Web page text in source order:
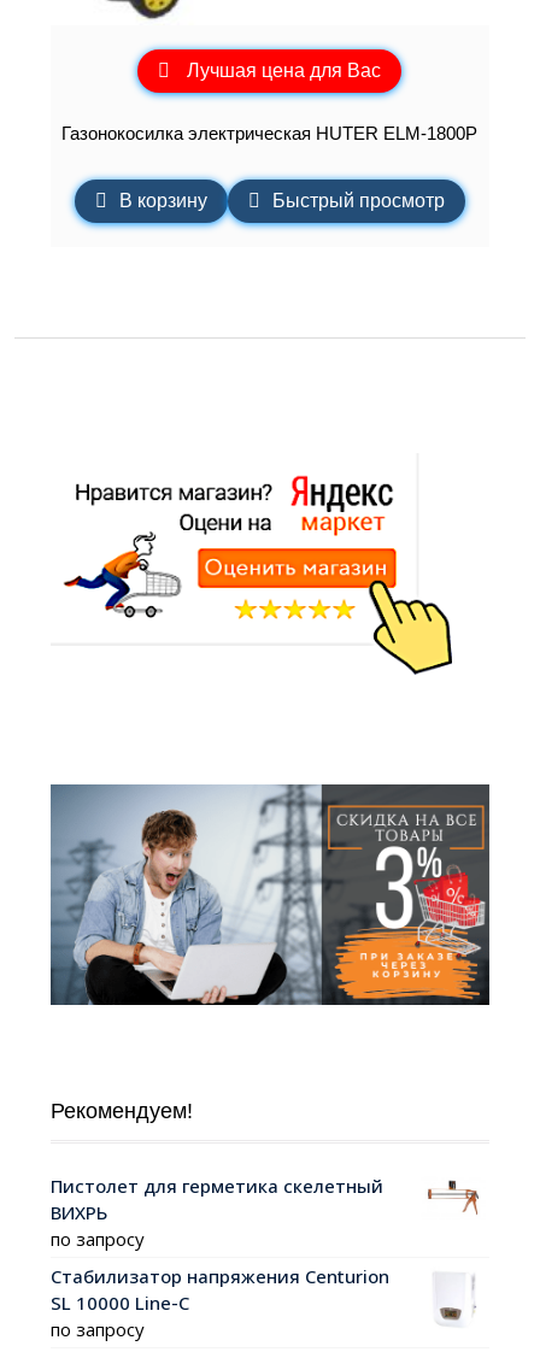
Лучшая цена для Вас
Газонокосилка электрическая HUTER ELM-1800P
В корзину Быстрый просмотр
Рекомендуем!
Пистолет для герметика скелетный
ВИХРЬ
по запросу
Стабилизатор напряжения Centurion
SL 10000 Line-C
по запросу